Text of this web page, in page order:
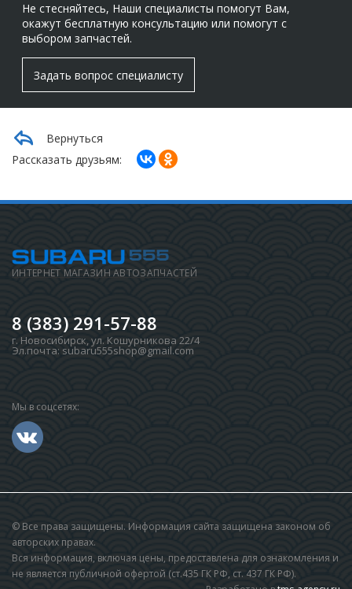
Не стесняйтесь, Наши специалисты помогут Вам,
окажут бесплатную консультацию или помогут с
выбором запчастей.
Задать вопрос специалисту
Вернуться
Рассказать друзьям:
ИНТЕРНЕТ МАГАЗИН АВТОЗАПЧАСТЕЙ
8 (383) 291-57-88
г. Новосибирск,ул. Кошурникова 22/4
Эл.почта: subaru555shop@gmail.com
Мы в соцсетях:
© Все права защищены. Информация сайта защищена законом об
авторских правах.
Вся информация, включая цены, предоставлена для ознакомления и
не является публичной офертой (ст.435 ГК РФ, cт. 437 ГК РФ).